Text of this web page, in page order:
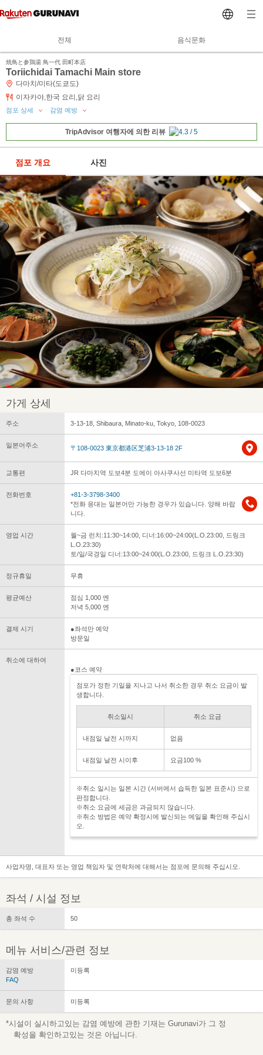
전체 음식문화
焼鳥と参鶏湯 鳥一代 田町本店
Toriichidai Tamachi Main store
다마치/미타(도쿄도)
이자카야,한국 요리,닭 요리
점포 상세 감염 예방
TripAdvisor 여행자에 의한 리뷰
점포 개요 사진
가게 상세
주소 3-13-18, Shibaura, Minato-ku, Tokyo, 108-0023
일본어주소 〒108-0023 東京都港区芝浦3-13-18 2F
교통편 JR 다마치역 도보4분 도에이 아사쿠사선 미타역 도보6분
전화번호
+81-3-3798-3400
*전화 응대는 일본어만 가능한 경우가 있습니다. 양해 바랍
니다.
영업 시간
월~금 런치:11:30~14:00, 디너:16:00~24:00(L.O.23:00, 드링크
L.O.23:30)
토/일/국경일 디너:13:00~24:00(L.O.23:00, 드링크 L.O.23:30)
정규휴일 무휴
평균예산
점심 1,000 엔
저녁 5,000 엔
결제 시기
●좌석만 예약
방문일
취소에 대하여
●코스 예약
점포가 정한 기일을 지나고 나서 취소한 경우 취소 요금이 발
생합니다.
취소일시 취소 요금
내점일 날전 시까지 없음
내점일 날전 시이후 요금100 %
※취소 일시는 일본 시간 (서버에서 습득한 일본 표준시) 으로
판정합니다.
※취소 요금에 세금은 과금되지 않습니다.
※취소 방법은 예약 확정시에 발신되는 메일을 확인해 주십시
오.
사업자명, 대표자 또는 영업 책임자 및 연락처에 대해서는 점포에 문의해 주십시오.
좌석 / 시설 정보
총 좌석 수 50
메뉴 서비스/관련 정보
감염 예방
FAQ
미등록
문의 사항 미등록
*시설이 실시하고있는 감염 예방에 관한 기재는 Gurunavi가 그 정
확성을 확인하고있는 것은 아닙니다.